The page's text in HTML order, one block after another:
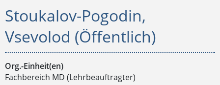
Stoukalov-Pogodin,
Vsevolod (Öffentlich)
Org.-Einheit(en)
Fachbereich MD (Lehrbeauftragter)